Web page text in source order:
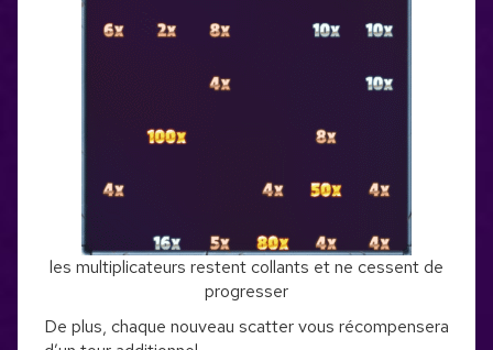
les multiplicateurs restent collants et ne cessent de
progresser
De plus, chaque nouveau scatter vous récompensera